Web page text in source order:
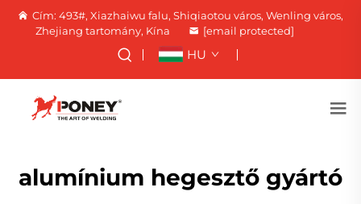
Cím: 493#, Xiazhaiwu falu, Shiqiaotou város, Wenling város,
Zhejiang tartomány, Kína
[email protected]
HU
alumínium hegesztő gyártó